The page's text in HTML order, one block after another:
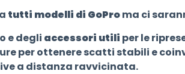
tutti modelli di GoProma ci
e degli accessori utili per le
per ottenere scatti stabili e
a distanza ravvicinata.